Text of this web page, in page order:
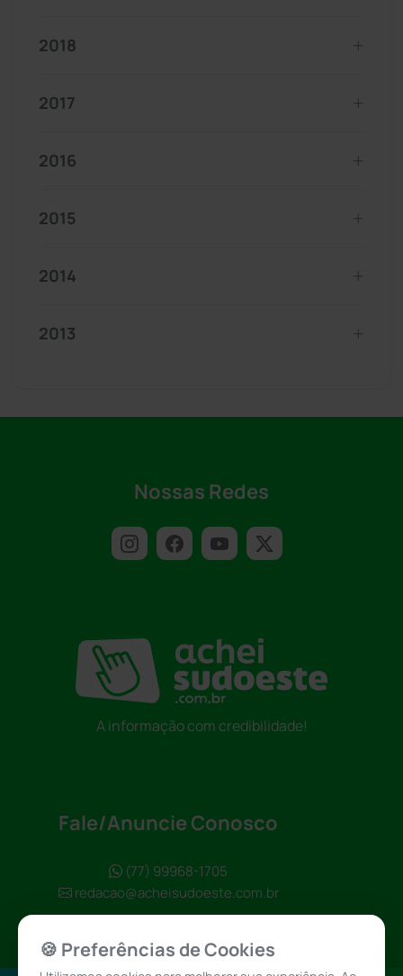
2018
2017
2016
2015
2014
2013
Nossas Redes
A informação com credibilidade!
Fale/Anuncie Conosco
(77) 99968-1705
redacao@acheisudoeste.com.br
🍪 Preferências de Cookies